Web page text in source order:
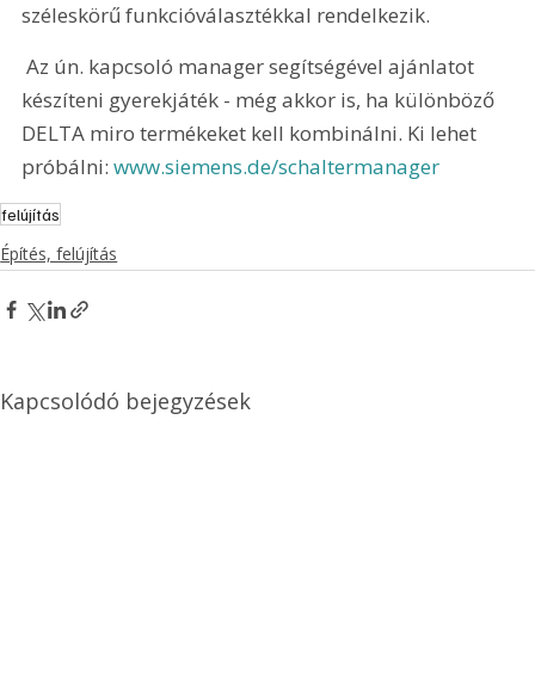
széleskörű funkcióválasztékkal rendelkezik.
Az ún. kapcsoló manager segítségével ajánlatot
készíteni gyerekjáték - még akkor is, ha különböző
DELTA miro termékeket kell kombinálni. Ki lehet
próbálni: www.siemens.de/schaltermanager
felújítás
Építés, felújítás
Kapcsolódó bejegyzések